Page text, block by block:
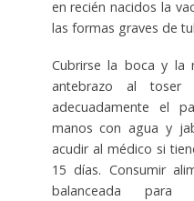
en recién nacidos la
las formas graves de
Cubrirse la boca y la
antebrazo al toser
adecuadamente el
manos con agua y
acudir al médico si
15 días. Consumir
balanceada para